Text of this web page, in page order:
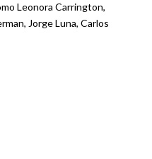
Leonora Carrington,
Jorge Luna, Carlos